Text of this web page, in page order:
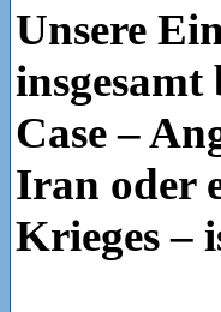
Unsere
Case –
Iran oder
Krieges –